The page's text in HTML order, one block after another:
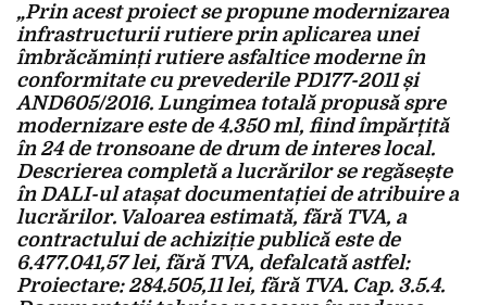
„Prin acest proiect se propune modernizarea
infrastructurii rutiere prin aplicarea unei
îmbrăcăminți rutiere asfaltice moderne în
conformitate cu prevederile PD177-2011 și
AND605/2016. Lungimea totală propusă spre
modernizare este de 4.350 ml, fiind împărțită
în 24 de tronsoane de drum de interes local.
Descrierea completă a lucrărilor se regăsește
în DALI-ul atașat documentației de atribuire a
lucrărilor. Valoarea estimată, fără TVA, a
contractului de achiziție publică este de
6.477.041,57 lei, fără TVA, defalcată astfel:
Proiectare: 284.505,11 lei, fără TVA. Cap. 3.5.4.